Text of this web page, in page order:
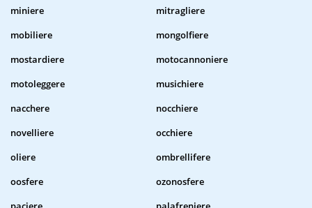
miniere
mitragliere
mobiliere
mongolfiere
mostardiere
motocannoniere
motoleggere
musichiere
nacchere
nocchiere
novelliere
occhiere
oliere
ombrellifere
oosfere
ozonosfere